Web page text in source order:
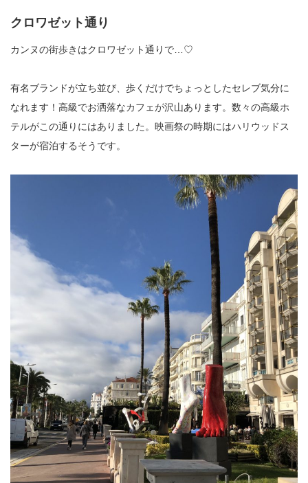
クロワゼット通り
カンヌの街歩きはクロワゼット通りで…♡
有名ブランドが立ち並び、歩くだけでちょっとしたセレブ気分に
なれます！高級でお洒落なカフェが沢山あります。数々の高級ホ
テルがこの通りにはありました。映画祭の時期にはハリウッドス
ターが宿泊するそうです。